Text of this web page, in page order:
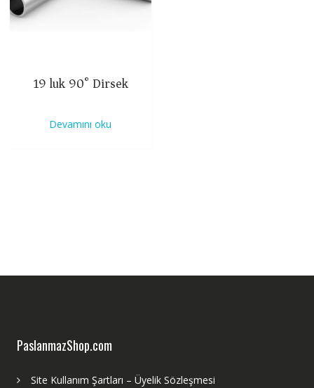
19 luk 90° Dirsek
Devamını oku
PaslanmazShop.com
Site Kullanım Şartları – Üyelik Sözleşmesi